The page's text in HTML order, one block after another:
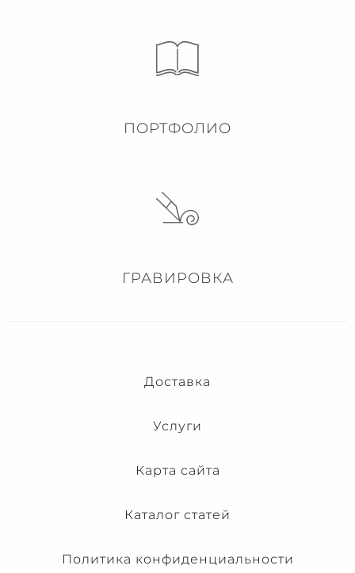
ПОРТФОЛИО
ГРАВИРОВКА
Доставка
Услуги
Карта сайта
Каталог статей
Политика конфиденциальности